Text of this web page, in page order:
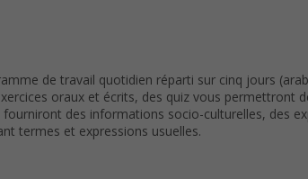
de travail quotidien réparti sur cinq jours
oraux et écrits, des quiz vous permettront
des informations socio-culturelles, des
termes et expressions usuelles.